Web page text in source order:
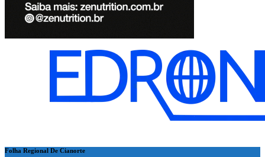
Folha Regional De Cianorte